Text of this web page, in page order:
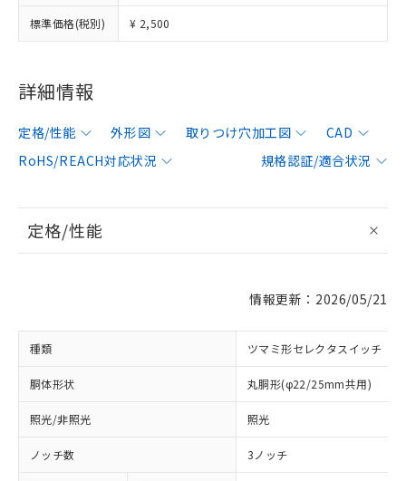
標準価格(税別) ¥ 2,500
詳細情報
定格/性能 外形図 取りつけ穴加工図
CAD
RoHS/REACH対応状況
規格認証/適合状況
定格/性能
情報更新：2026/05/21
種類 ツマミ形セレクタスイッチ
胴体形状 丸胴形(φ22/25mm共用)
照光/非照光 照光
ノッチ数 3ノッチ